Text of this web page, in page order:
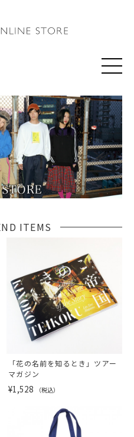
ITEMS
「花の名前を知るとき」ツアー
マガジン
¥1,528 （税込）